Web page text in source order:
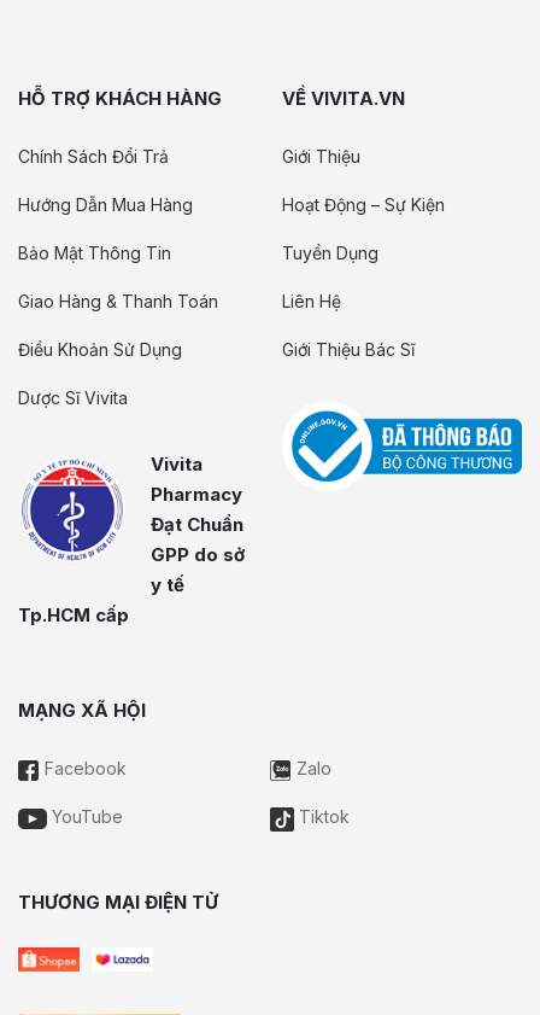
HỖ TRỢ KHÁCH HÀNG
Chính Sách Đổi Trả
Hướng Dẫn Mua Hàng
Bảo Mật Thông Tin
Giao Hàng & Thanh Toán
Điều Khoản Sử Dụng
Dược Sĩ Vivita
Vivita
Pharmacy
Đạt Chuẩn
GPP do sở
y tế
Tp.HCM cấp
VỀ VIVITA.VN
Giới Thiệu
Hoạt Động – Sự Kiện
Tuyển Dụng
Liên Hệ
Giới Thiệu Bác Sĩ
MẠNG XÃ HỘI
Facebook Zalo
YouTube Tiktok
THƯƠNG MẠI ĐIỆN TỬ